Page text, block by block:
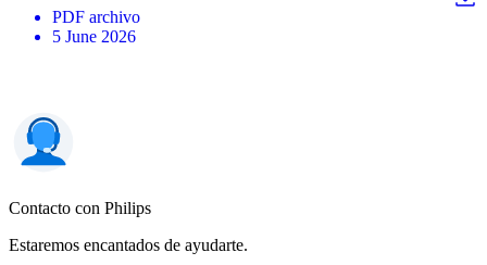
PDF archivo
5 June 2026
Contacto con Philips
Estaremos encantados de ayudarte.